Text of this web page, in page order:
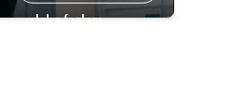
daha fazlası